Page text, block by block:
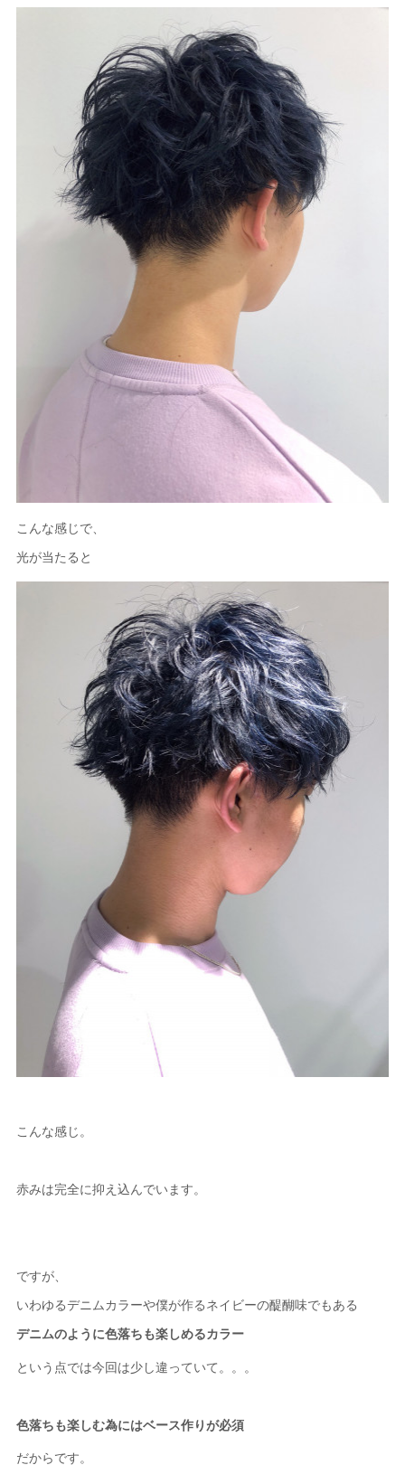
こんな感じで、
光が当たると
こんな感じ。
赤みは完全に抑え込んでいます。
ですが、
いわゆるデニムカラーや僕が作るネイビーの醍醐味でもある
デニムのように色落ちも楽しめるカラー
という点では今回は少し違っていて。。。
色落ちも楽しむ為にはベース作りが必須
だからです。